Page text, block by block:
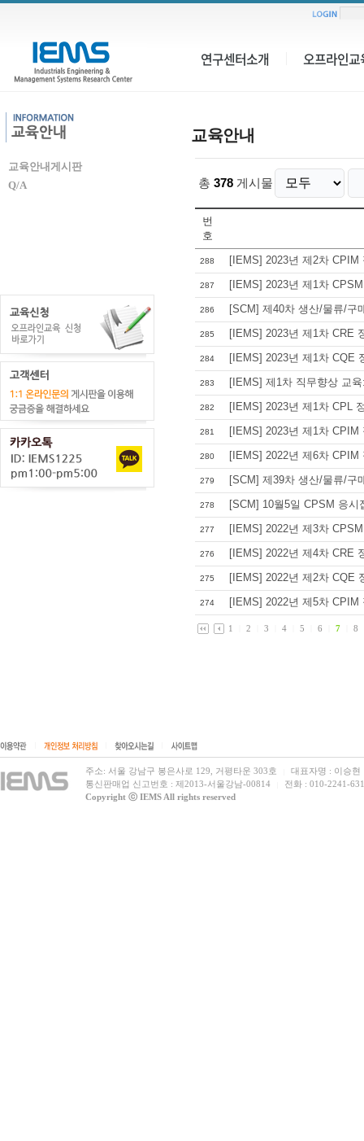
연구센터소개 오프라인교
총 378 게시물
번
호
288 [IEMS] 2023년 제2차 CPIM
287 [IEMS] 2023년 제1차
286 [SCM] 제40차 생산/물류/구
285 [IEMS] 2023년 제1차 CRE
284 [IEMS] 2023년 제1차 CQE
283 [IEMS] 제1차 직무향상 교
282 [IEMS] 2023년 제1차 CPL
281 [IEMS] 2023년 제1차 CPIM
280 [IEMS] 2022년 제6차 CPIM
279 [SCM] 제39차 생산/물류/구
278 [SCM] 10월5일 CPSM 응시
277 [IEMS] 2022년 제3차
276 [IEMS] 2022년 제4차 CRE
275 [IEMS] 2022년 제2차 CQE
274 [IEMS] 2022년 제5차 CPIM
1 2 3 4 5 6 7 8
교육안내
교육안내게시판
Q/A
주소: 서울 강남구 봉은사로 129, 거평타운 303호
대표자명 : 이승현
통신판매업 신고번호 : 제2013-서울강남-00814
전화 : 010-2241-
Copyright ⓒ IEMS All rights reserved